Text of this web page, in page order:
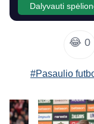
Dalyvauti
😂 0
#Pasaulio